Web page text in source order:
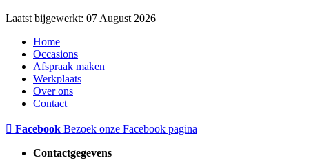
Laatst bijgewerkt: 07 August 2026
Home
Occasions
Afspraak maken
Werkplaats
Over ons
Contact
Facebook Bezoek onze Facebook pagina
Contactgegevens